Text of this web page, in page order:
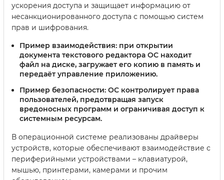
ускорения доступа и защищает информацию от
несанкционированного доступа с помощью систем
прав и шифрования.
Пример взаимодействия: при открытии
документа текстового редактора ОС находит
файл на диске, загружает его копию в память и
передаёт управление приложению.
Пример безопасности: ОС контролирует права
пользователей, предотвращая запуск
вредоносных программ и ограничивая доступ к
системным ресурсам.
В операционной системе реализованы драйверы
устройств, которые обеспечивают взаимодействие с
периферийными устройствами – клавиатурой,
мышью, принтерами, камерами и прочим